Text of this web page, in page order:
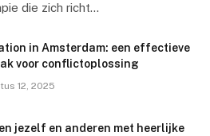
die zich richt…
in Amsterdam: een effectieve
voor conflictoplossing
12, 2025
jezelf en anderen met heerlijke